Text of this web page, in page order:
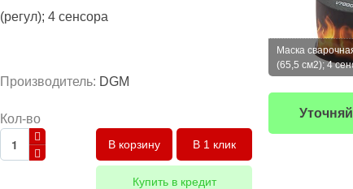
(регул); 4 сенсора
Производитель: DGM
Кол-во
В 1 клик
Купить в кредит
Маска
(65,5 см2); 4